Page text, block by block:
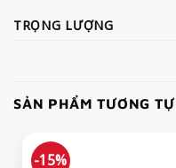
TRỌNG LƯỢNG
SẢN PHẨM TƯƠNG TỰ
-15%